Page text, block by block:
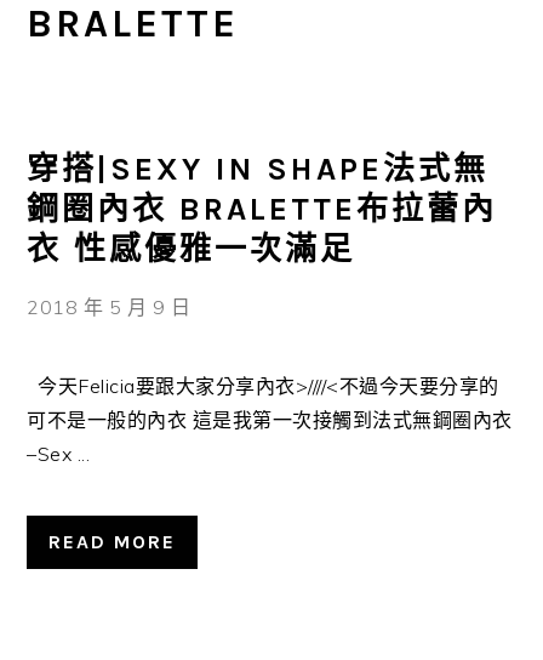
BRALETTE
穿搭|SEXY IN SHAPE法式無
鋼圈內衣 BRALETTE布拉蕾內
衣 性感優雅一次滿足
2018 年 5 月 9 日
今天Felicia要跟大家分享內衣>////<不過今天要分享的
可不是一般的內衣 這是我第一次接觸到法式無鋼圈內衣
–Sex ...
READ MORE